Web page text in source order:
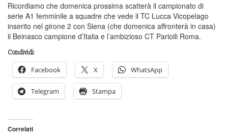
Ricordiamo che domenica prossima scatterà il campionato di
serie A1 femminile a squadre che vede il TC Lucca Vicopelago
inserito nel girone 2 con Siena (che domenica affronterà in casa)
il Beinasco campione d’Italia e l’ambizioso CT Parioili Roma.
Condividi:
Facebook X WhatsApp
Telegram Stampa
Correlati